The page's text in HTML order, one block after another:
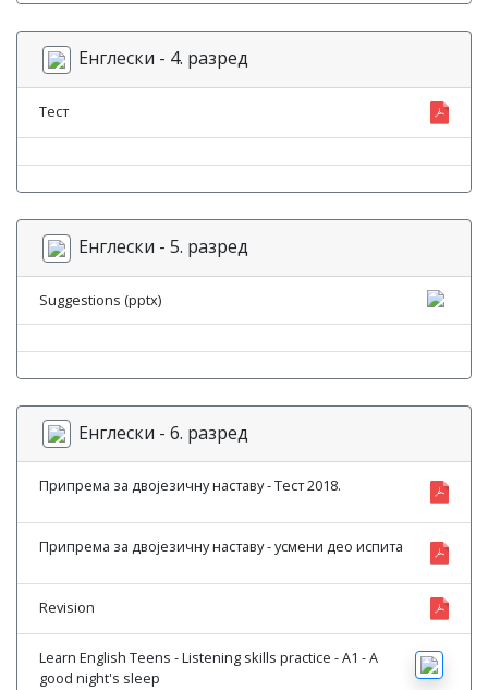
Енглески - 4. разред
Тест
Енглески - 5. разред
Suggestions (pptx)
Енглески - 6. разред
Припрема за двојезичну наставу - Тест 2018.
Припрема за двојезичну наставу - усмени део испита
Revision
Learn English Teens - Listening skills practice - A1 - A
good night's sleep